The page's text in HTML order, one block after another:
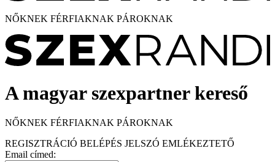
NŐKNEK FÉRFIAKNAK PÁROKNAK
A magyar szexpartner kereső
NŐKNEK FÉRFIAKNAK PÁROKNAK
REGISZTRÁCIÓ BELÉPÉS JELSZÓ EMLÉKEZTETŐ
Email címed: